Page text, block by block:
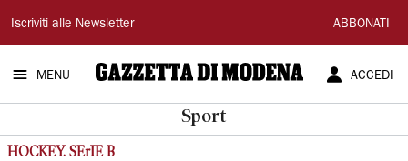
Gazzetta
di
Modena
Iscriviti alle Newsletter ABBONATI
MENU ACCEDI
Sport
HOCKEY. SErIE B